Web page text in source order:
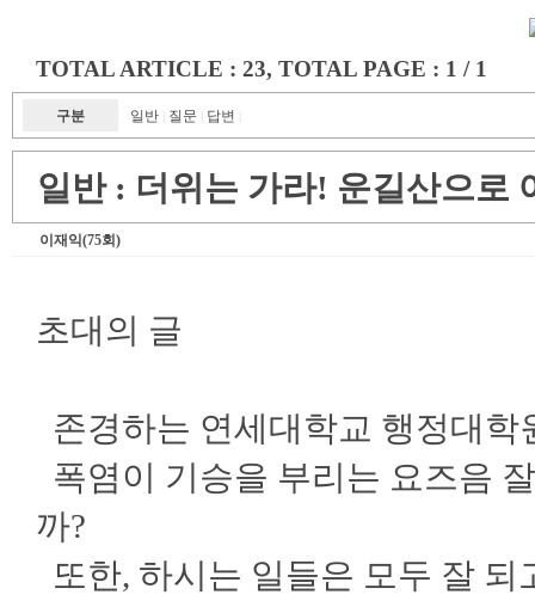
TOTAL ARTICLE : 23, TOTAL PAGE : 1 / 1
구분 일반 질문 답변
일반 : 더위는 가라! 운길산으로
이재익(75회)
초대의 글
존경하는 연세대학교 행정대학
폭염이 기승을 부리는 요즈음
까?
또한, 하시는 일들은 모두 잘 되